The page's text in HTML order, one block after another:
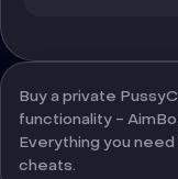
Buy a private
functionality -
Everything you
cheats.